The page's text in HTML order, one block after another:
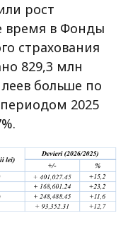
рост
время в Фонды
страхования
829,3 млн
больше по
2025